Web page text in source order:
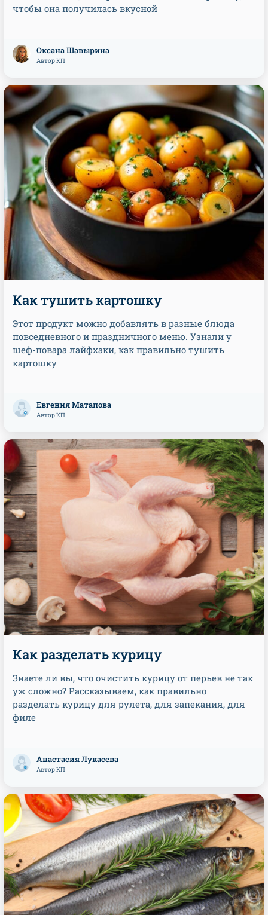
чтобы она получилась вкусной
Оксана Шавырина
Автор КП
Как тушить картошку
Этот продукт можно добавлять в разные блюда
повседневного и праздничного меню. Узнали у
шеф-повара лайфхаки, как правильно тушить
картошку
Евгения Матапова
Автор КП
Как разделать курицу
Знаете ли вы, что очистить курицу от перьев не так
уж сложно? Рассказываем, как правильно
разделать курицу для рулета, для запекания, для
филе
Анастасия Лукасева
Автор КП